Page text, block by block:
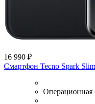
16 990 ₽
Смартфон Tecno Spark
Операционная